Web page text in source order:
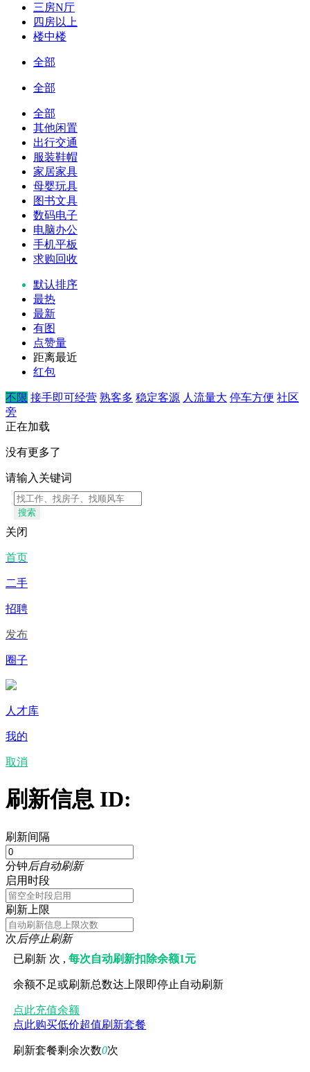
三房N厅
四房以上
楼中楼
全部
全部
全部
其他闲置
出行交通
服装鞋帽
家居家具
母婴玩具
图书文具
数码电子
电脑办公
手机平板
求购回收
默认排序
最热
最新
有图
点赞量
距离最近
红包
不限 接手即可经营 熟客多 稳定客源 人流量大 停车方便 社区
旁
正在加载
没有更多了
请输入关键词
搜索
关闭
首页
二手
招聘
发布
圈子
人才库
我的
取消
刷新信息 ID:
刷新间隔
分钟后自动刷新
启用时段
刷新上限
次后停止刷新
已刷新 次 ,每次自动刷新扣除余额1元
余额不足或刷新总数达上限即停止自动刷新
点此充值余额
点此购买低价超值刷新套餐
刷新套餐剩余次数0次